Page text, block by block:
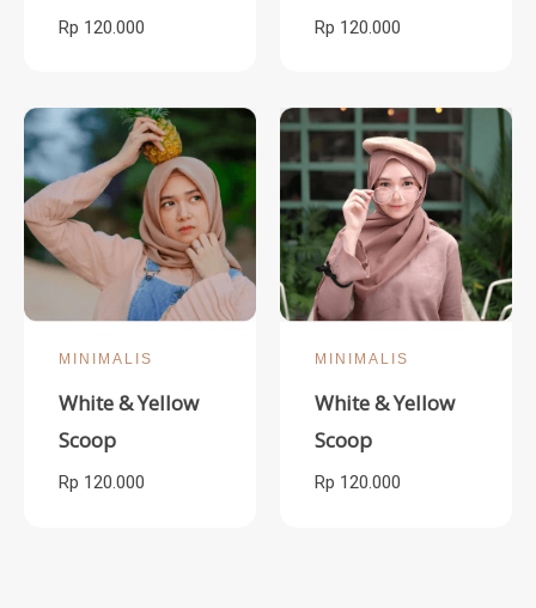
Rp 120.000 Rp 120.000
MINIMALIS
White & Yellow
Scoop
Rp 120.000
MINIMALIS
White & Yellow
Scoop
Rp 120.000